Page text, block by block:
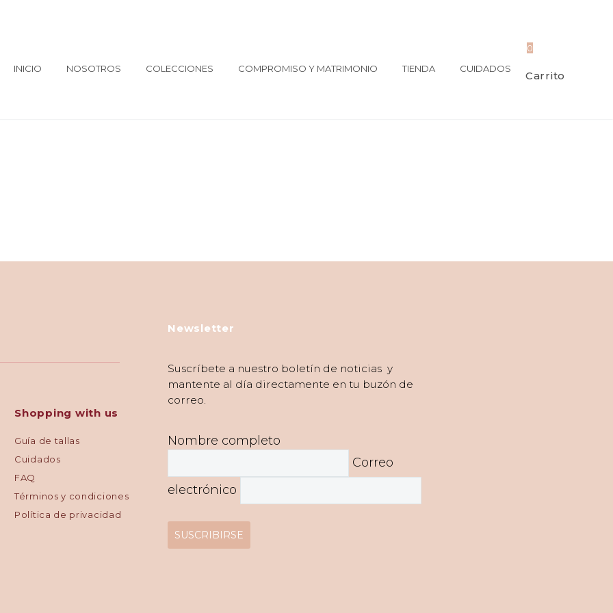
INICIO NOSOTROS COLECCIONES COMPROMISO Y MATRIMONIO TIENDA CUIDADOS
0
Carrito
Shopping with us
Guía de tallas
Cuidados
FAQ
Términos y condiciones
Política de privacidad
Newsletter
Suscríbete a nuestro boletín de noticias y
mantente al día directamente en tu buzón de
correo.
Nombre completo
Correo
electrónico
SUSCRIBIRSE